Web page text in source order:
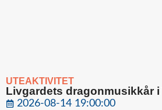
UTEAKTIVITET
Livgardets dragonmusikkår
2026-08-14 19:00:00